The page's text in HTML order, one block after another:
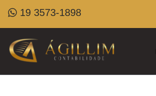
19 3573-1898